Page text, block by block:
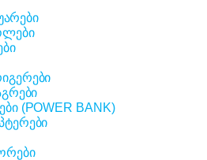
(POWER BANK)